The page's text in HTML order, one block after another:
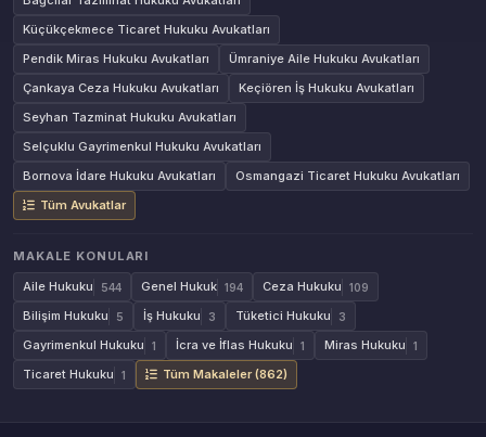
Küçükçekmece Ticaret Hukuku Avukatları
Pendik Miras Hukuku Avukatları
Ümraniye Aile Hukuku Avukatları
Çankaya Ceza Hukuku Avukatları
Keçiören İş Hukuku Avukatları
Seyhan Tazminat Hukuku Avukatları
Selçuklu Gayrimenkul Hukuku Avukatları
Bornova İdare Hukuku Avukatları
Osmangazi Ticaret Hukuku Avukatları
Tüm Avukatlar
MAKALE KONULARI
Aile Hukuku
544 Genel Hukuk 194 Ceza Hukuku 109
Bilişim Hukuku 5 İş Hukuku 3 Tüketici Hukuku 3
Gayrimenkul Hukuku 1 İcra ve İflas Hukuku 1 Miras Hukuku 1
Ticaret Hukuku 1 Tüm Makaleler (862)